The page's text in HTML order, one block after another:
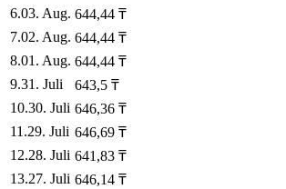
6.03. Aug. 644,44 ₸
7.02. Aug. 644,44 ₸
8.01. Aug. 644,44 ₸
9.31. Juli 643,5 ₸
10.30. Juli 646,36 ₸
11 .29. Juli 646,69 ₸
12.28. Juli 641,83 ₸
13.27. Juli 646,14 ₸